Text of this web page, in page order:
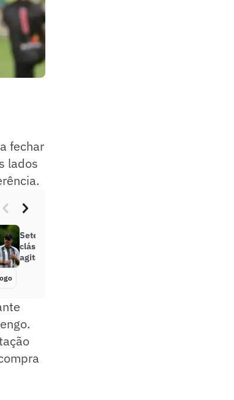
fechar
lados
Sete jogos, início do Carioca e dois
clássicos: Botafogo terá março
agitado